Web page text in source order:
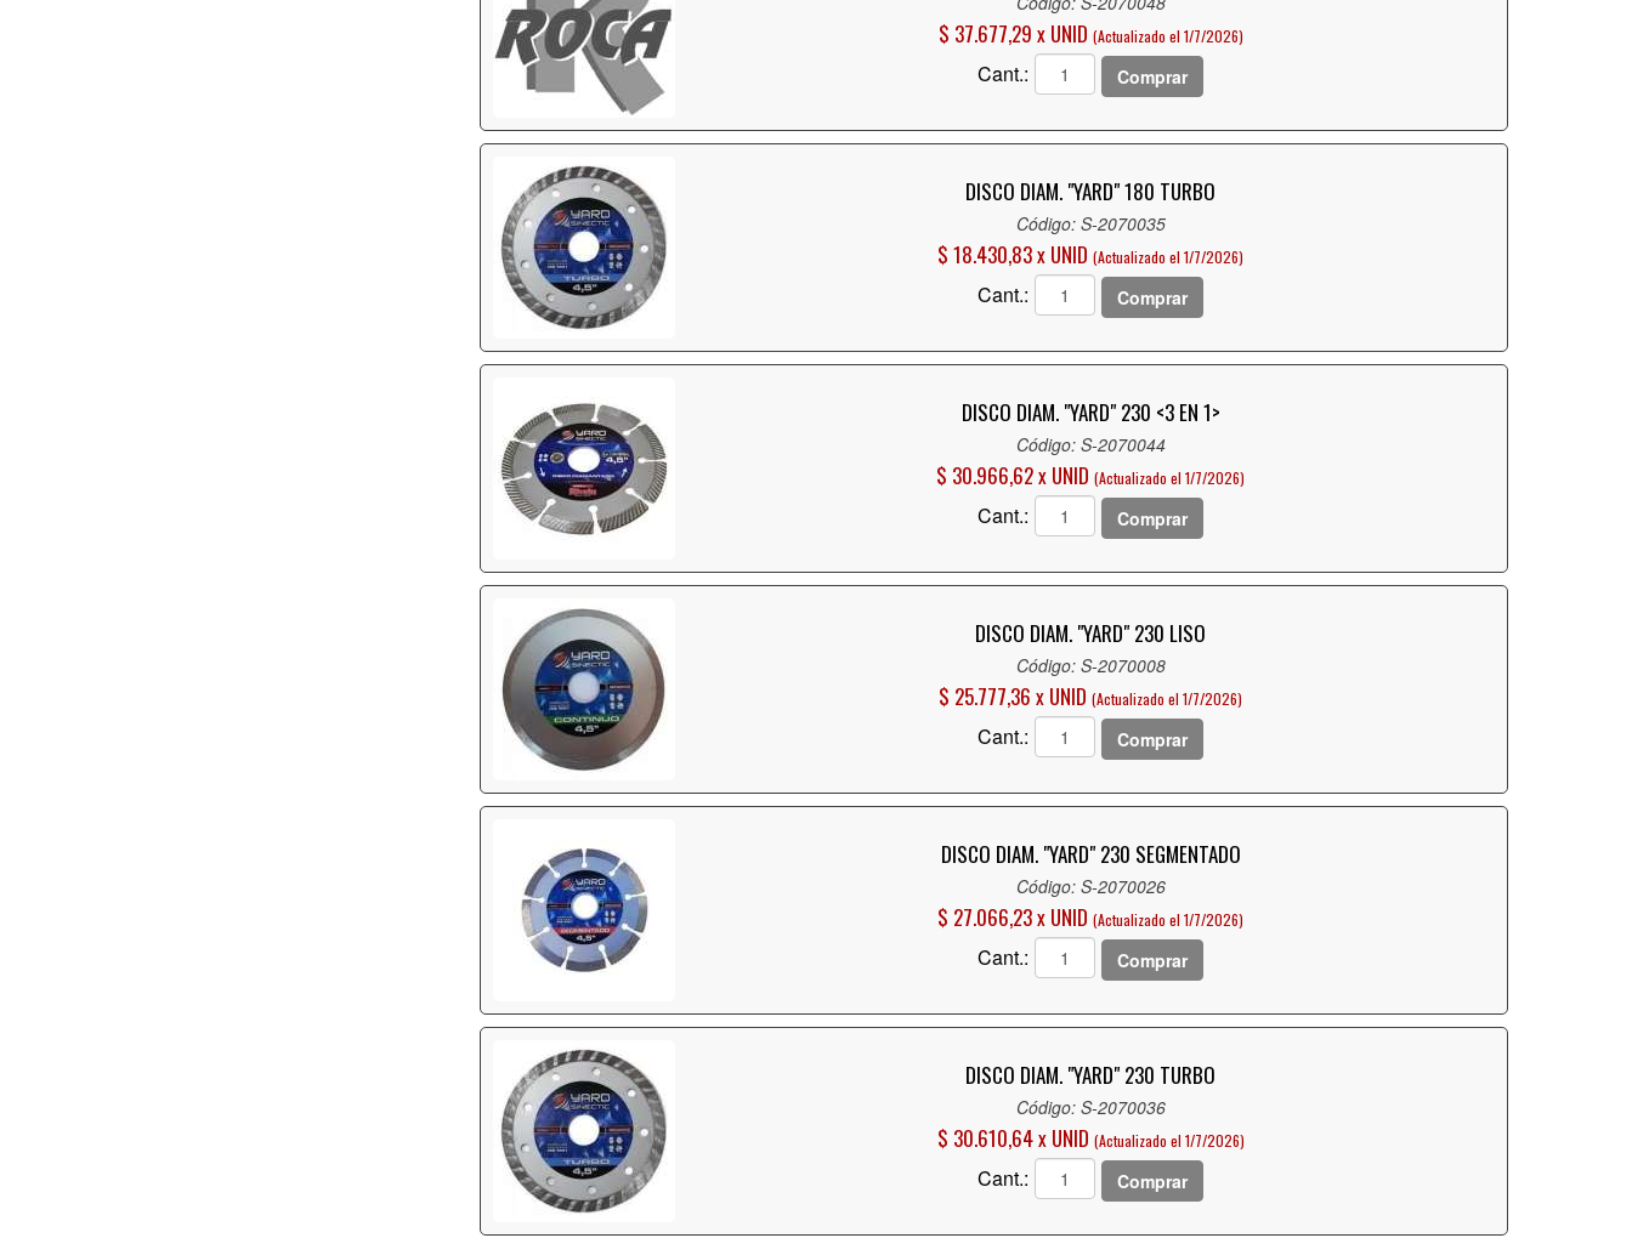
$ 37.677,29 x UNID (Actualizado el 1/7/2026)
Cant.: Comprar
DISCO DIAM. "YARD" 180 TURBO
Código: S-2070035
$ 18.430,83 x UNID (Actualizado el 1/7/2026)
Cant.: Comprar
DISCO DIAM. "YARD" 230 <3 EN 1>
Código: S-2070044
$ 30.966,62 x UNID (Actualizado el 1/7/2026)
Cant.: Comprar
DISCO DIAM. "YARD" 230 LISO
Código: S-2070008
$ 25.777,36 x UNID (Actualizado el 1/7/2026)
Cant.: Comprar
DISCO DIAM. "YARD" 230 SEGMENTADO
Código: S-2070026
$ 27.066,23 x UNID (Actualizado el 1/7/2026)
Cant.: Comprar
DISCO DIAM. "YARD" 230 TURBO
Código: S-2070036
$ 30.610,64 x UNID (Actualizado el 1/7/2026)
Cant.: Comprar